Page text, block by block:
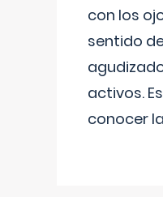
con los
sentido
activos.
conocer